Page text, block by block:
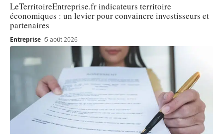
LeTerritoireEntreprise.fr indicateurs territoire
économiques : un levier pour convaincre investisseurs et
partenaires
Entreprise 5 août 2026